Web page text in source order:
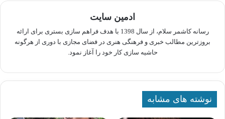
ادمین سایت
رسانه کاشمر سلام، از سال 1398 با هدف فراهم سازی بستری برای ارائه
بروزترین مطالب خبری و فرهنگی هنری در فضای مجازی با دوری از هرگونه
حاشیه سازی کار خود را آغاز نمود.
نوشته های مشابه